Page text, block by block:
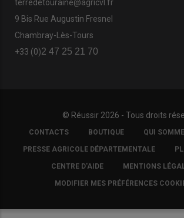
terredetouraine@agricvl.fr
9 Bis Rue Augustin Fresnel
Chambray-Lès-Tours
+33 (0)2 47 25 21 70
© Réussir 2026 - Tous droits
FOOTER
COPYRIGHT
CONTACTS BOUTIQUE QUI
PRESSE AGRICOLE DÉPARTEMENTALE
CENTRE D'AIDE MENTIONS
MODIFIER MES PRÉFÉRENCES